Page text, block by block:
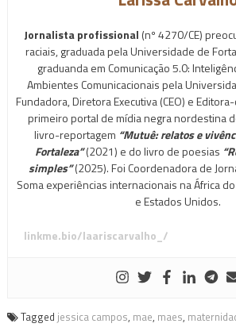
Jornalista profissional (nº 4270/CE)
raciais, graduada pela Universidade de
graduanda em Comunicação 5.0:
Ambientes Comunicacionais pela
Fundadora, Diretora Executiva (CEO) e
primeiro portal de mídia negra nordestina
livro-reportagem “Mutuê: relatos e
Fortaleza”(2021) e do livro de poesias
simples”(2025). Foi Coordenadora de
Soma experiências internacionais na África
e Estados Unidos.
linkme.bio/laariscarvalho_/
Tagged jessica campos, mae, maes,